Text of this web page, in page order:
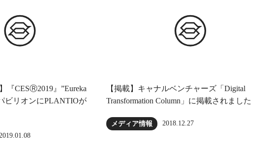
『CESⓇ2019』”Eureka
ビリオンにPLANTIOが
【掲載】キャナルベンチャーズ「Digital
Transformation Column」に掲載されました
メディア情報 2018.12.27